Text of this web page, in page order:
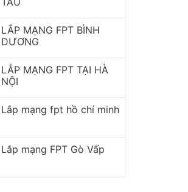
LẮP MẠNG FPT BÌNH
DƯƠNG
LẮP MẠNG FPT TẠI HÀ
NỘI
Lắp mạng fpt hồ chí minh
Lắp mạng FPT Gò Vấp